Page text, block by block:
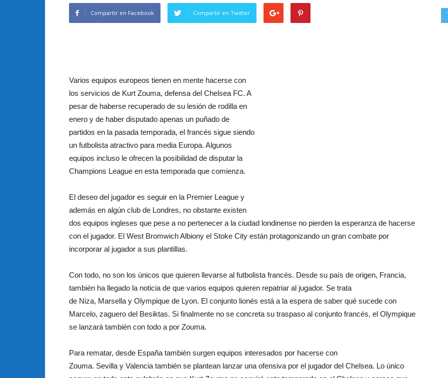
Compartir en Facebook Compartir en Twitter
Varios equipos europeos tienen en mente hacerse con
los servicios de Kurt Zouma, defensa del Chelsea FC. A
pesar de haberse recuperado de su lesión de rodilla en
enero y de haber disputado apenas un puñado de
partidos en la pasada temporada, el francés sigue siendo
un futbolista atractivo para media Europa. Algunos
equipos incluso le ofrecen la posibilidad de disputar la
Champions League en esta temporada que comienza.
El deseo del jugador es seguir en la Premier League y
además en algún club de Londres, no obstante existen
dos equipos ingleses que pese a no pertenecer a la ciudad londinense no pierden la esperanza de hacerse
con el jugador. El West Bromwich Albiony el Stoke City están protagonizando un gran combate por
incorporar al jugador a sus plantillas.
Con todo, no son los únicos que quieren llevarse al futbolista francés. Desde su país de origen, Francia,
también ha llegado la noticia de que varios equipos quieren repatriar al jugador. Se trata
de Niza, Marsella y Olympique de Lyon. El conjunto lionés está a la espera de saber qué sucede con
Marcelo, zaguero del Besiktas. Si finalmente no se concreta su traspaso al conjunto francés, el Olympique
se lanzará también con todo a por Zouma.
Para rematar, desde España también surgen equipos interesados por hacerse con
Zouma. Sevilla y Valencia también se plantean lanzar una ofensiva por el jugador del Chelsea. Lo único